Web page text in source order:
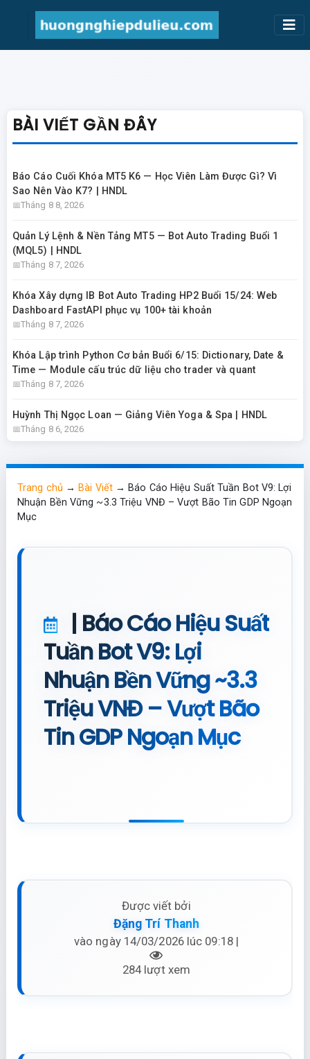
BÀI VIẾT GẦN ĐÂY
Báo Cáo Cuối Khóa MT5 K6 — Học Viên Làm Được Gì? Vì
Sao Nên Vào K7? | HNDL
Tháng 8 8, 2026
Quản Lý Lệnh & Nền Tảng MT5 — Bot Auto Trading Buổi 1
(MQL5) | HNDL
Tháng 8 7, 2026
Khóa Xây dựng IB Bot Auto Trading HP2 Buổi 15/24: Web
Dashboard FastAPI phục vụ 100+ tài khoản
Tháng 8 7, 2026
Khóa Lập trình Python Cơ bản Buổi 6/15: Dictionary, Date &
Time — Module cấu trúc dữ liệu cho trader và quant
Tháng 8 7, 2026
Huỳnh Thị Ngọc Loan — Giảng Viên Yoga & Spa | HNDL
Tháng 8 6, 2026
Trang chủ →Bài Viết→Báo Cáo Hiệu Suất Tuần Bot V9: Lợi
Nhuận Bền Vững ~3.3 Triệu VNĐ – Vượt Bão Tin GDP Ngoạn
Mục
| Báo Cáo Hiệu Suất
Tuần Bot V9: Lợi
Nhuận Bền Vững ~3.3
Triệu VNĐ – Vượt Bão
Tin GDP Ngoạn Mục
Được viết bởi
Đặng Trí Thanh
vào ngày 14/03/2026 lúc 09:18 |
284 lượt xem